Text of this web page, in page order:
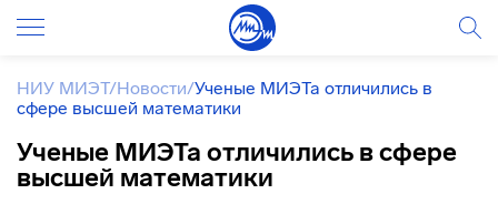
НИУ МИЭТ/Новости/Ученые МИЭТа отличились в
сфере высшей математики
Ученые МИЭТа отличились в сфере
высшей математики